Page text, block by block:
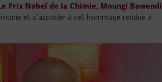
Prix Nobel de la Chimie, Moungi Bawendi
et s’associer à cet hommage rendue à